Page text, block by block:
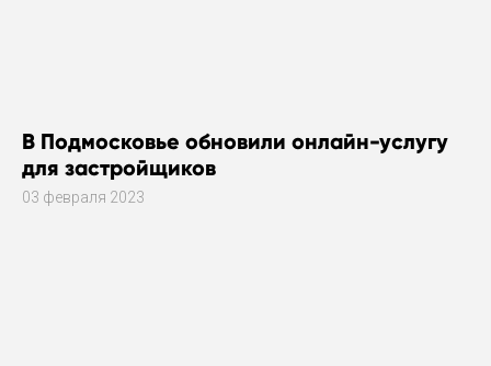
В Подмосковье обновили онлайн-услугу
для застройщиков
03 февраля 2023